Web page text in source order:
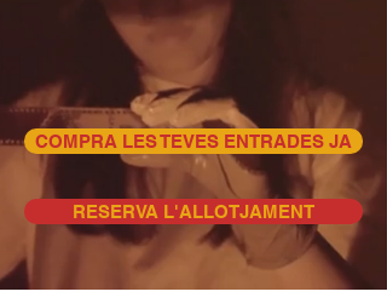
COMPRA LES TEVES ENTRADES JA
RESERVA L'ALLOTJAMENT